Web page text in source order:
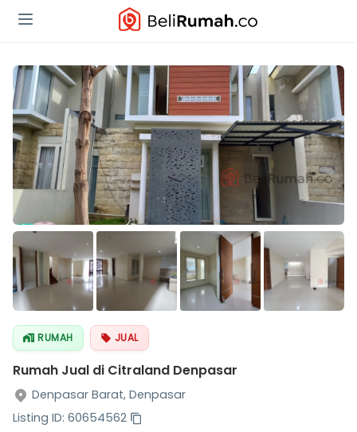
RUMAH JUAL
Rumah Jual di Citraland Denpasar
Denpasar Barat, Denpasar
Listing ID: 60654562